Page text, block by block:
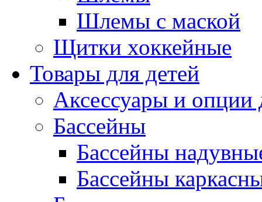
Шлемы с маской
Щитки хоккейные
Товары для детей
Аксессуары и опции
Бассейны
Бассейны
Бассейны